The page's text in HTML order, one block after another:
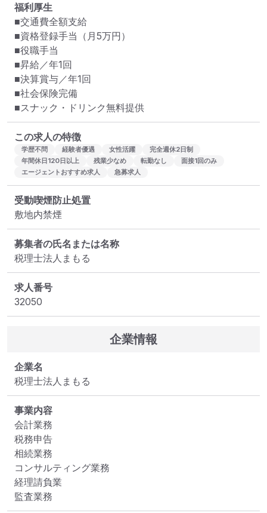
福利厚生
■交通費全額支給
■資格登録手当（月5万円）
■役職手当
■昇給／年1回
■決算賞与／年1回
■社会保険完備
■スナック・ドリンク無料提供
この求人の特徴
学歴不問 経験者優遇 女性活躍
完全週休2日制
年間休日120日以上
残業少なめ 転勤なし
面接1回のみ
エージェントおすすめ求人
急募求人
受動喫煙防止処置
敷地内禁煙
募集者の氏名または名称
税理士法人まもる
求人番号
32050
企業情報
企業名
税理士法人まもる
事業内容
会計業務
税務申告
相続業務
コンサルティング業務
経理請負業
監査業務